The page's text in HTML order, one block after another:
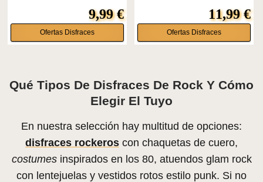
9,99 €
Ofertas Disfraces
11,99 €
Ofertas Disfraces
Qué Tipos De Disfraces De Rock Y Cómo
Elegir El Tuyo
En nuestra selección hay multitud de opciones:
disfraces rockeros con chaquetas de cuero,
costumesinspirados en los 80, atuendos glam rock
con lentejuelas y vestidos rotos estilo punk. Si no